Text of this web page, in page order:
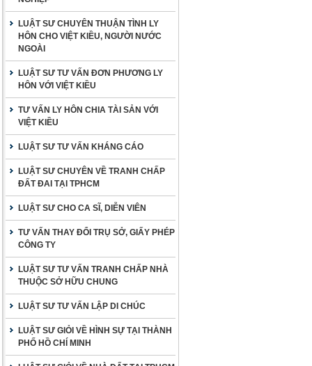
LUẬT SƯ CHUYÊN THUẬN TÌNH LY
HÔN CHO VIỆT KIỀU, NGƯỜI NƯỚC
NGOÀI
LUẬT SƯ TƯ VẤN ĐƠN PHƯƠNG LY
HÔN VỚI VIỆT KIỀU
TƯ VẤN LY HÔN CHIA TÀI SẢN VỚI
VIỆT KIỀU
LUẬT SƯ TƯ VẤN KHÁNG CÁO
LUẬT SƯ CHUYÊN VỀ TRANH CHẤP
ĐẤT ĐAI TẠI TPHCM
LUẬT SƯ CHO CA SĨ, DIỄN VIÊN
TƯ VẤN THAY ĐỔI TRỤ SỞ, GIẤY PHÉP
CÔNG TY
LUẬT SƯ TƯ VẤN TRANH CHẤP NHÀ
THUỘC SỞ HỮU CHUNG
LUẬT SƯ TƯ VẤN LẬP DI CHÚC
LUẬT SƯ GIỎI VỀ HÌNH SỰ TẠI THÀNH
PHỐ HỒ CHÍ MINH